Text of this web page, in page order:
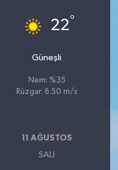
22°
Güneşli
Nem: %35
Rüzgar: 6.50 m/s
11 AĞUSTOS
SALI